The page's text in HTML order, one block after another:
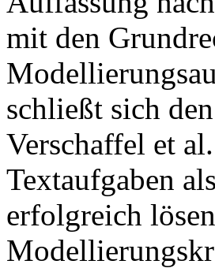
mit den
schließt sich
Verschaffel et
Textaufgaben
erfolgreich